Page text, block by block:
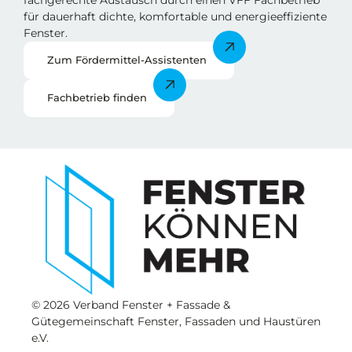
für dauerhaft dichte, komfortable und energieeffiziente
Fenster.
Zum Fördermittel-Assistenten
Fachbetrieb finden
© 2026 Verband Fenster + Fassade &
Gütegemeinschaft Fenster, Fassaden und Haustüren
e.V.